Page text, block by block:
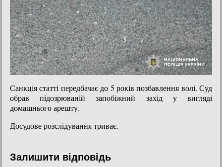
Санкція статті передбачає до 5 років позбавлення волі. Суд
обрав підозрюваній запобіжний захід у вигляді
домашнього арешту.
Досудове розслідування триває.
Залишити відповідь